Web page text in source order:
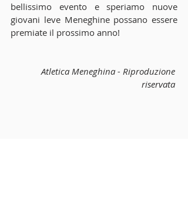
bellissimo evento e speriamo nuove
giovani leve Meneghine possano essere
premiate il prossimo anno!
Atletica Meneghina - Riproduzione
riservata